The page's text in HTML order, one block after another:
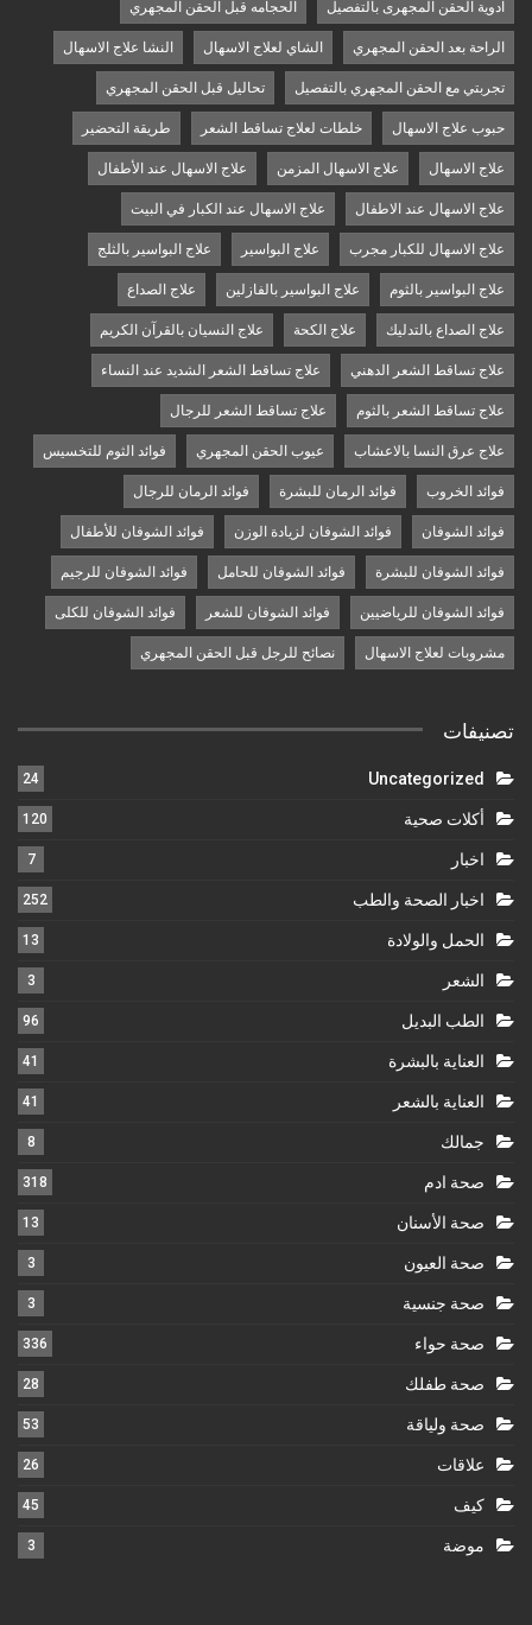
ادوية الحقن المجهرى بالتفصيل الحجامه قبل الحقن المجهري
الراحة بعد الحقن المجهري الشاي لعلاج الاسهال النشا علاج الاسهال
تجربتي مع الحقن المجهري بالتفصيل تحاليل قبل الحقن المجهري
حبوب علاج الاسهال خلطات لعلاج تساقط الشعر طريقة التحضير
علاج الاسهال علاج الاسهال المزمن علاج الاسهال عند الأطفال
علاج الاسهال عند الاطفال علاج الاسهال عند الكبار في البيت
علاج الاسهال للكبار مجرب علاج البواسير علاج البواسير بالثلج
علاج البواسير بالثوم علاج البواسير بالفازلين علاج الصداع
علاج الصداع بالتدليك علاج الكحة علاج النسيان بالقرآن الكريم
علاج تساقط الشعر الدهني علاج تساقط الشعر الشديد عند النساء
علاج تساقط الشعر بالثوم علاج تساقط الشعر للرجال
علاج عرق النسا بالاعشاب عيوب الحقن المجهري فوائد الثوم للتخسيس
فوائد الخروب فوائد الرمان للبشرة فوائد الرمان للرجال
فوائد الشوفان فوائد الشوفان لزيادة الوزن فوائد الشوفان للأطفال
فوائد الشوفان للبشرة فوائد الشوفان للحامل فوائد الشوفان للرجيم
فوائد الشوفان للرياضيين فوائد الشوفان للشعر فوائد الشوفان للكلى
مشروبات لعلاج الاسهال نصائح للرجل قبل الحقن المجهري
تصنيفات
Uncategorized
24
أكلات صحية 120
اخبار 7
اخبار الصحة والطب 252
الحمل والولادة 13
الشعر 3
الطب البديل 96
العناية بالبشرة 41
العناية بالشعر 41
جمالك 8
صحة ادم 318
صحة الأسنان 13
صحة العيون 3
صحة جنسية 3
صحة حواء 336
صحة طفلك 28
صحة ولياقة 53
علاقات 26
كيف 45
موضة 3